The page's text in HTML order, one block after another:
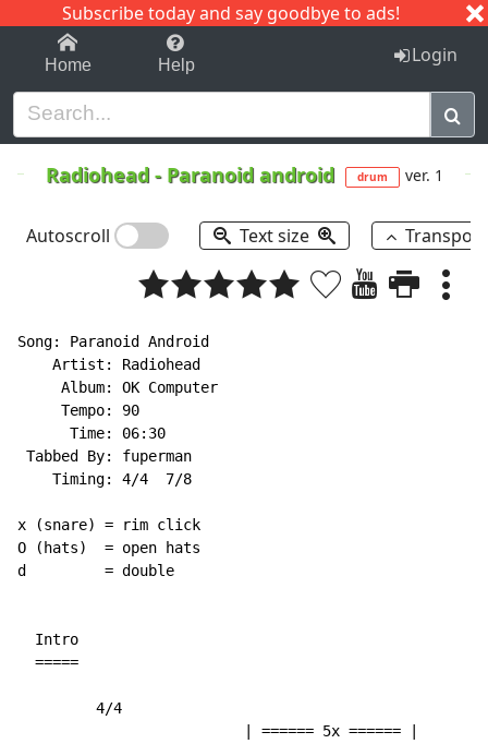
Subscribe today and say goodbye to ads!
1-9 C I J
Home Help Login
Radiohead- Paranoid android drum ver. 1
Autoscroll Text size
Song: Paranoid Android
    Artist: Radiohead
     Album: OK Computer
     Tempo: 90
      Time: 06:30
Tabbed By: fuperman
    Timing: 4/4  7/8
x (snare) = rim click
O (hats)  = open hats
d         = double
  Intro
  =====
         4/4
                          | ====== 5x ====== |